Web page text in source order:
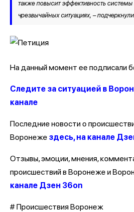
также повысит эффективность
чрезвычайных ситуациях, –
На данный момент ее подписали
Следите за ситуацией в
канале
Последние новости о
Воронеже здесь, на канале
Отзывы, эмоции, мнения,
происшествий в Воронеже и
канале Дзен 36on
# Происшествия Воронеж